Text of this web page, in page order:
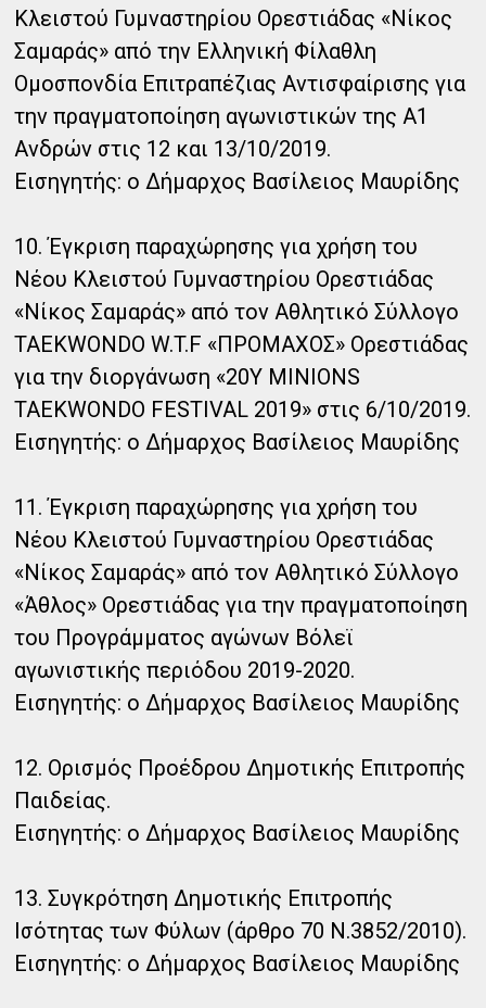
Κλειστού Γυμναστηρίου Ορεστιάδας «Νίκος
Σαμαράς» από την Ελληνική Φίλαθλη
Ομοσπονδία Επιτραπέζιας Αντισφαίρισης για
την πραγματοποίηση αγωνιστικών της Α1
Ανδρών στις 12 και 13/10/2019.
Εισηγητής: ο Δήμαρχος Βασίλειος Μαυρίδης
10. Έγκριση παραχώρησης για χρήση του
Νέου Κλειστού Γυμναστηρίου Ορεστιάδας
«Νίκος Σαμαράς» από τον Αθλητικό Σύλλογο
TAEKWONDO W.T.F «ΠΡΟΜΑΧΟΣ» Ορεστιάδας
για την διοργάνωση «20Υ MINIONS
TAEKWONDO FESTIVAL 2019» στις 6/10/2019.
Εισηγητής: ο Δήμαρχος Βασίλειος Μαυρίδης
11. Έγκριση παραχώρησης για χρήση του
Νέου Κλειστού Γυμναστηρίου Ορεστιάδας
«Νίκος Σαμαράς» από τον Αθλητικό Σύλλογο
«Άθλος» Ορεστιάδας για την πραγματοποίηση
του Προγράμματος αγώνων Βόλεϊ
αγωνιστικής περιόδου 2019-2020.
Εισηγητής: ο Δήμαρχος Βασίλειος Μαυρίδης
12. Ορισμός Προέδρου Δημοτικής Επιτροπής
Παιδείας.
Εισηγητής: ο Δήμαρχος Βασίλειος Μαυρίδης
13. Συγκρότηση Δημοτικής Επιτροπής
Ισότητας των Φύλων (άρθρο 70 Ν.3852/2010).
Εισηγητής: ο Δήμαρχος Βασίλειος Μαυρίδης